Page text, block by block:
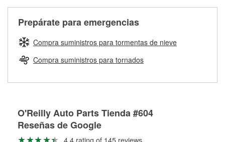
partes de reemplazo correctas para tu reparación.
Rectificación de tambores y discos de freno
Prepárate para emergencias
Compra suministros para tormentas de nieve
Compra suministros para tornados
O'Reilly Auto Parts Tienda #604
Reseñas de Google
4.4 rating of 145 reviews